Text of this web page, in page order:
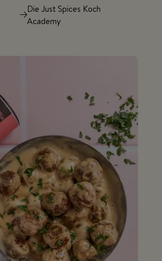
Die Just Spices Koch
Academy